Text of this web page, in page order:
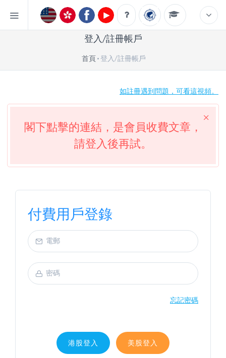
登入/註冊帳戶
首頁 登入/註冊帳戶
如註冊遇到問題，可看這視頻。
閣下點擊的連結，是會員收費文章，
請登入後再試。
付費用戶登錄
忘記密碼
港股登入 美股登入